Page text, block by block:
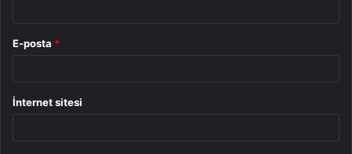
E-posta *
İnternet sitesi